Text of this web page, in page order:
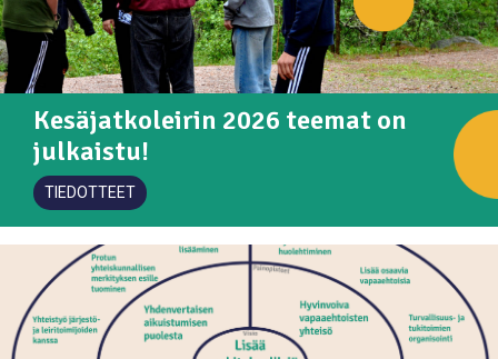
Kesäjatkoleirin 2026 teemat on
julkaistu!
TIEDOTTEET